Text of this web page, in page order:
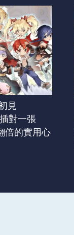
見
對一張
倍的實用心